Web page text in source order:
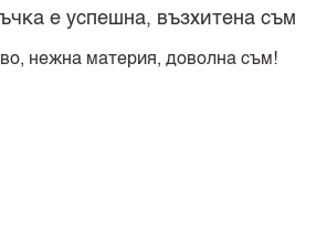
е успешна, възхитена съм
нежна материя, доволна съм!